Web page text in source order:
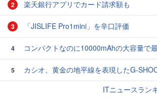
2 楽天銀行アプリでカード請求額も
3 「JISLIFE Pro1mini」を辛口評価
4 コンパクトなのに10000mAhの大容量で最大3台のデバイスを同時充電できる半固体モバイルバッテ
5
カシオ、黄金の地平線を表現したG-SHOCK「MASTER IN
ITニュースラン